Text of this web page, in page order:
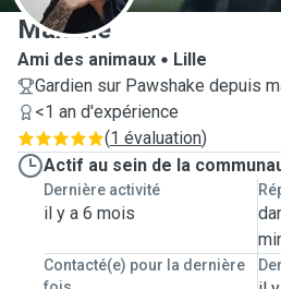
Maxime
Ami des animaux
Lille
Gardien sur Pawshake depuis
<1 an d'expérience
(1 évaluation)
Actif au sein de la
Dernière activité
il y a 6 mois
Contacté(e) pour la dernière